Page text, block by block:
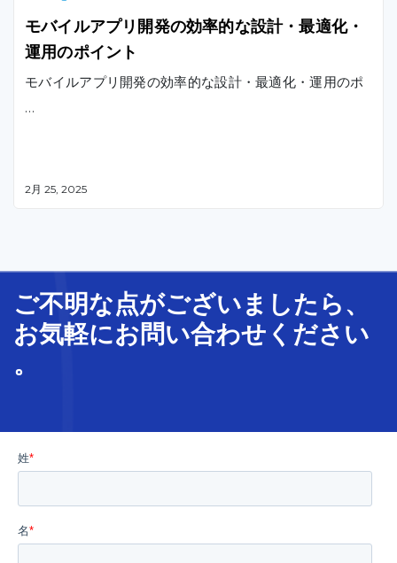
モバイルアプリ開発の効率的な設計・最適化・
運用のポイント
モバイルアプリ開発の効率的な設計・最適化・運用のポ
…
2月 25, 2025
ご不明な点がございましたら、
お気軽にお問い合わせ ください
。